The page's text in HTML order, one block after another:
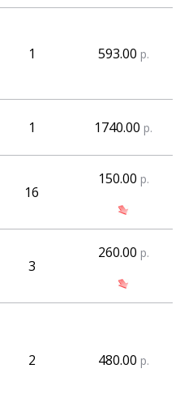
1 593.00 р.
1 1740.00 р.
16
150.00 р.
3
260.00 р.
2 480.00 р.